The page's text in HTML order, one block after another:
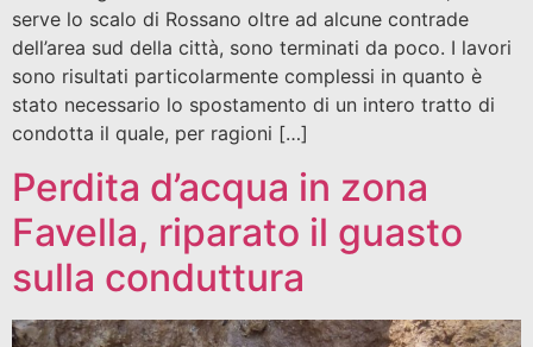
serve lo scalo di Rossano oltre ad alcune contrade
dell’area sud della città, sono terminati da poco. I lavori
sono risultati particolarmente complessi in quanto è
stato necessario lo spostamento di un intero tratto di
condotta il quale, per ragioni […]
Perdita d’acqua in zona
Favella, riparato il guasto
sulla conduttura